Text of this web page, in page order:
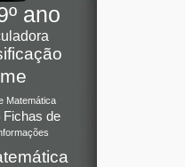
ano
Matemática
Fichas de